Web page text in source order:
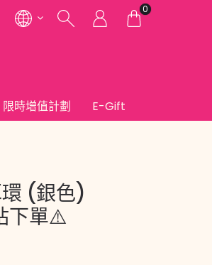
0
限時增值計劃 E-Gift
(銀色)
下單⚠️